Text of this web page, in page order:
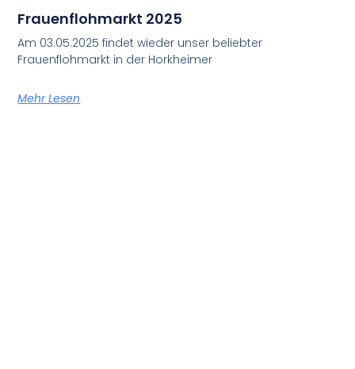
Frauenflohmarkt 2025
Am 03.05.2025 findet wieder unser beliebter
Frauenflohmarkt in der Horkheimer
Mehr Lesen